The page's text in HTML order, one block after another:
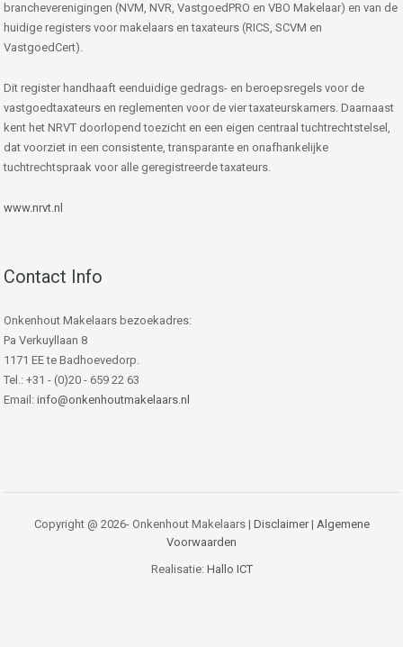
brancheverenigingen (NVM, NVR, VastgoedPRO en VBO Makelaar) en van de
huidige registers voor makelaars en taxateurs (RICS, SCVM en
VastgoedCert).
Dit register handhaaft eenduidige gedrags- en beroepsregels voor de
vastgoedtaxateurs en reglementen voor de vier taxateurskamers. Daarnaast
kent het NRVT doorlopend toezicht en een eigen centraal tuchtrechtstelsel,
dat voorziet in een consistente, transparante en onafhankelijke
tuchtrechtspraak voor alle geregistreerde taxateurs.
www.nrvt.nl
Contact Info
Onkenhout Makelaars bezoekadres:
Pa Verkuyllaan 8
1171 EE te Badhoevedorp.
Tel.: +31 - (0)20 - 659 22 63
Email: info@onkenhoutmakelaars.nl
Copyright @ 2026- Onkenhout Makelaars | Disclaimer| Algemene
Voorwaarden
Realisatie: Hallo ICT